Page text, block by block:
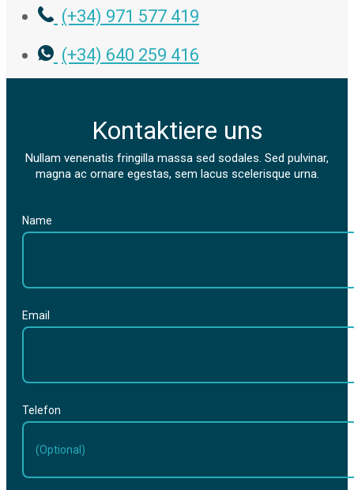
(+34) 971 577 419
(+34) 640 259 416
Kontaktiere uns
Nullam venenatis fringilla massa sed sodales. Sed pulvinar,
magna ac ornare egestas, sem lacus scelerisque urna.
Name
Email
Telefon